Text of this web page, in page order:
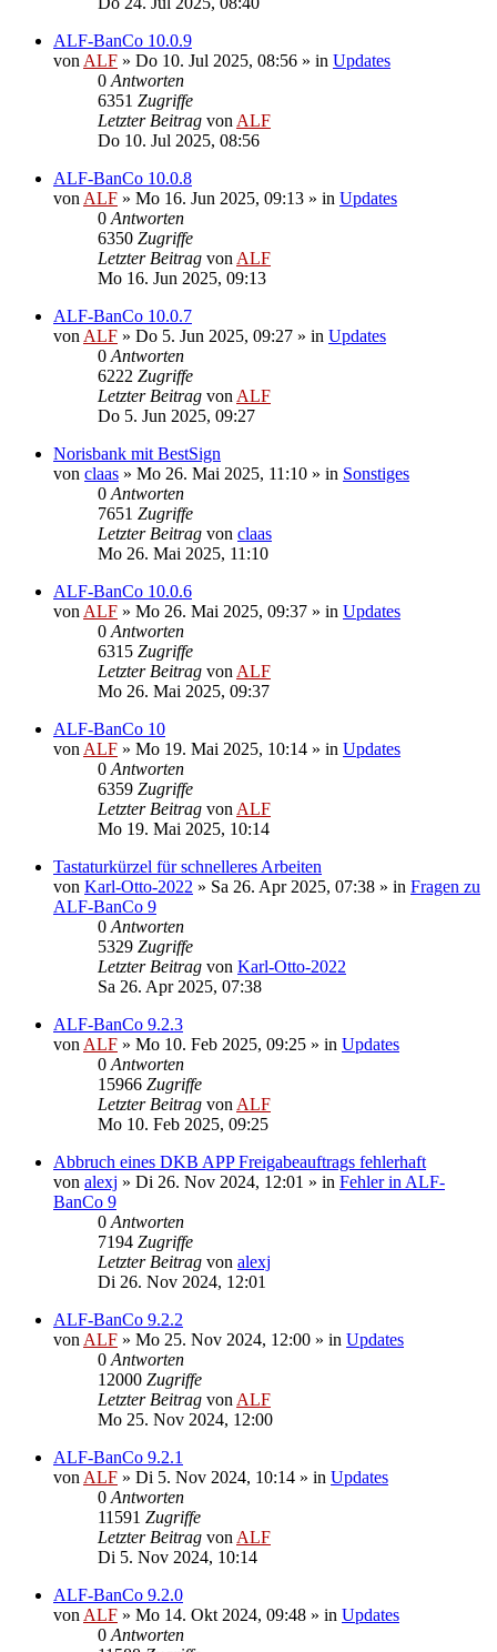
ALF-BanCo 10.0.9
von ALF » Do 10. Jul 2025, 08:56 » in Updates
0 Antworten
6351 Zugriffe
Letzter Beitrag von ALF
Do 10. Jul 2025, 08:56
ALF-BanCo 10.0.8
von ALF » Mo 16. Jun 2025, 09:13 » in Updates
0 Antworten
6350 Zugriffe
Letzter Beitrag von ALF
Mo 16. Jun 2025, 09:13
ALF-BanCo 10.0.7
von ALF » Do 5. Jun 2025, 09:27 » in Updates
0 Antworten
6222 Zugriffe
Letzter Beitrag von ALF
Do 5. Jun 2025, 09:27
Norisbank mit BestSign
von claas » Mo 26. Mai 2025, 11:10 » in Sonstiges
0 Antworten
7651 Zugriffe
Letzter Beitrag von claas
Mo 26. Mai 2025, 11:10
ALF-BanCo 10.0.6
von ALF » Mo 26. Mai 2025, 09:37 » in Updates
0 Antworten
6315 Zugriffe
Letzter Beitrag von ALF
Mo 26. Mai 2025, 09:37
ALF-BanCo 10
von ALF » Mo 19. Mai 2025, 10:14 » in Updates
0 Antworten
6359 Zugriffe
Letzter Beitrag von ALF
Mo 19. Mai 2025, 10:14
Tastaturkürzel für schnelleres Arbeiten
von Karl-Otto-2022 » Sa 26. Apr 2025, 07:38 » in Fragen zu
ALF-BanCo 9
0 Antworten
5329 Zugriffe
Letzter Beitrag von Karl-Otto-2022
Sa 26. Apr 2025, 07:38
ALF-BanCo 9.2.3
von ALF » Mo 10. Feb 2025, 09:25 » in Updates
0 Antworten
15966 Zugriffe
Letzter Beitrag von ALF
Mo 10. Feb 2025, 09:25
Abbruch eines DKB APP Freigabeauftrags fehlerhaft
von alexj » Di 26. Nov 2024, 12:01 » in Fehler in ALF-
BanCo 9
0 Antworten
7194 Zugriffe
Letzter Beitrag von alexj
Di 26. Nov 2024, 12:01
ALF-BanCo 9.2.2
von ALF » Mo 25. Nov 2024, 12:00 » in Updates
0 Antworten
12000 Zugriffe
Letzter Beitrag von ALF
Mo 25. Nov 2024, 12:00
ALF-BanCo 9.2.1
von ALF » Di 5. Nov 2024, 10:14 » in Updates
0 Antworten
11591 Zugriffe
Letzter Beitrag von ALF
Di 5. Nov 2024, 10:14
ALF-BanCo 9.2.0
von ALF » Mo 14. Okt 2024, 09:48 » in Updates
0 Antworten